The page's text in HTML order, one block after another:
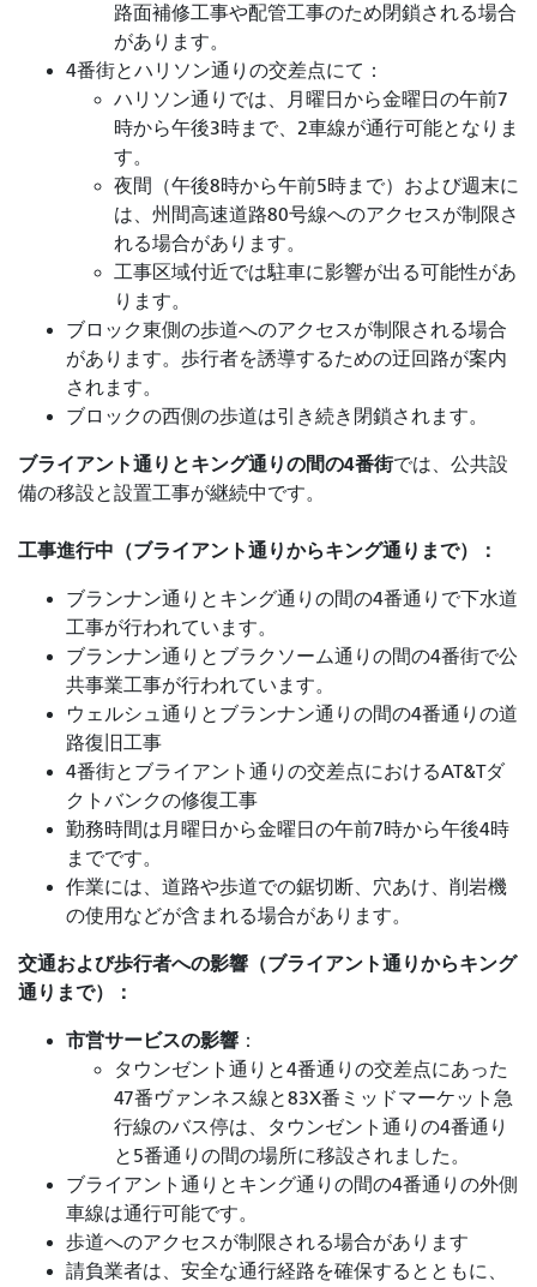
路面補修工事や配管工事のため閉鎖される場合
があります。
4番街とハリソン通りの交差点にて：
ハリソン通りでは、月曜日から金曜日の午前7
時から午後3時まで、2車線が通行可能となりま
す。
夜間（午後8時から午前5時まで）および週末に
は、州間高速道路80号線へのアクセスが制限さ
れる場合があります。
工事区域付近では駐車に影響が出る可能性があ
ります。
ブロック東側の歩道へのアクセスが制限される場合
があります。歩行者を誘導するための迂回路が案内
されます。
ブロックの西側の歩道は引き続き閉鎖されます。
ブライアント通りとキング通りの間の4番街では 、公共設
備の移設と設置工事が継続中です。
工事進行中（ブライアント通りからキング通りまで）：
ブランナン通りとキング通りの間の4番通りで下水道
工事が行われています。
ブランナン通りとブラクソーム通りの間の4番街で公
共事業工事が行われています。
ウェルシュ通りとブランナン通りの間の4番通りの道
路復旧工事
4番街とブライアント通りの交差点におけるAT&Tダ
クトバンクの修復工事
勤務時間は月曜日から金曜日の午前7時から午後4時
までです。
作業には、道路や歩道での鋸切断、穴あけ、削岩機
の使用などが含まれる場合があります。
交通および歩行者への影響（ブライアント通りからキング
通りまで）：
市営サービスの影響 ：
タウンゼント通りと4番通りの交差点にあった
47番ヴァンネス線と83X番ミッドマーケット急
行線のバス停は、タウンゼント通りの4番通り
と5番通りの間の場所に移設されました。
ブライアント通りとキング通りの間の4番通りの外側
車線は通行可能です。
歩道へのアクセスが制限される場合があります
請負業者は、安全な通行経路を確保するとともに、